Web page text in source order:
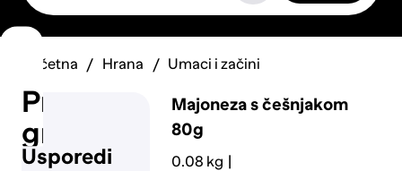
Usporedi
Prijavi
grešku
Početna Hrana Umaci i začini
Majoneza s češnjakom
80g
0.08 kg